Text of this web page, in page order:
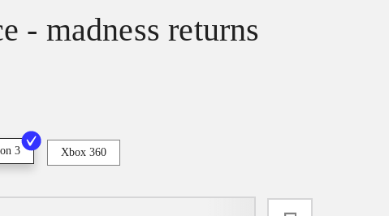
- madness returns
3 Xbox 360